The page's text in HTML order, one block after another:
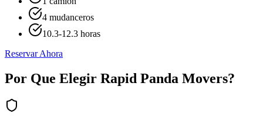
4 mudanceros
10.3-12.3 horas
Reservar Ahora
Por Que Elegir Rapid Panda Movers?